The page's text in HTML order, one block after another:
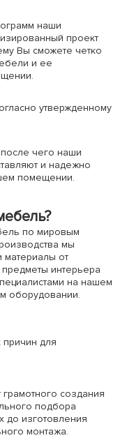
наши
проект
Вы сможете четко
и ее
утвержденному
чего наши
и надежно
помещении.
по мировым
мы
материалы от
интерьера
на нашем
оборудовании.
причин для
создания
подбора
до изготовления
монтажа.